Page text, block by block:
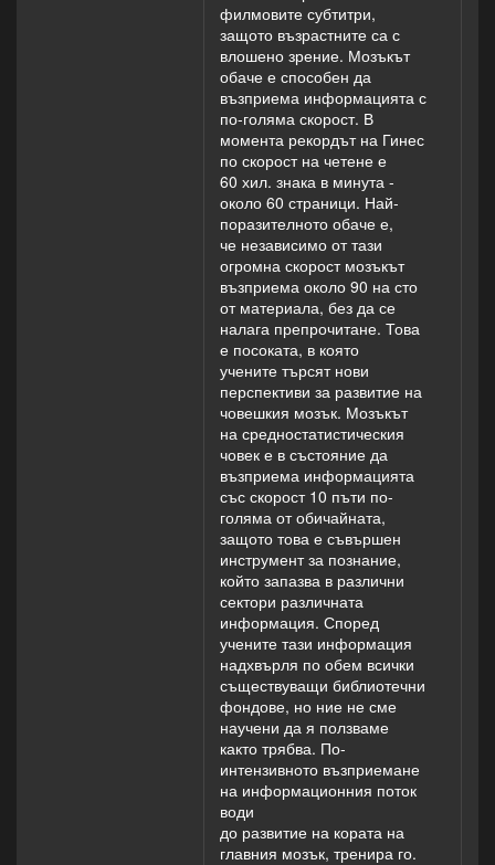
филмовите субтитри,
защото възрастните са с
влошено зрение. Мозъкът
обаче е способен да
възприема информацията с
по-голяма скорост. В
момента рекордът на Гинес
по скорост на четене е
60 хил. знака в минута -
около 60 страници. Най-
поразителното обаче е,
че независимо от тази
огромна скорост мозъкът
възприема около 90 на сто
от материала, без да се
налага препрочитане. Това
е посоката, в която
учените търсят нови
перспективи за развитие на
човешкия мозък. Мозъкът
на средностатистическия
човек е в състояние да
възприема информацията
със скорост 10 пъти по-
голяма от обичайната,
защото това е съвършен
инструмент за познание,
който запазва в различни
сектори различната
информация. Според
учените тази информация
надхвърля по обем всички
съществуващи библиотечни
фондове, но ние не сме
научени да я ползваме
както трябва. По-
интензивното възприемане
на информационния поток
води
до развитие на кората на
главния мозък, тренира го.